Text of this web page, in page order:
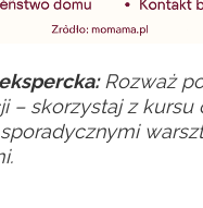
Rozważ
– skorzystaj z kursu